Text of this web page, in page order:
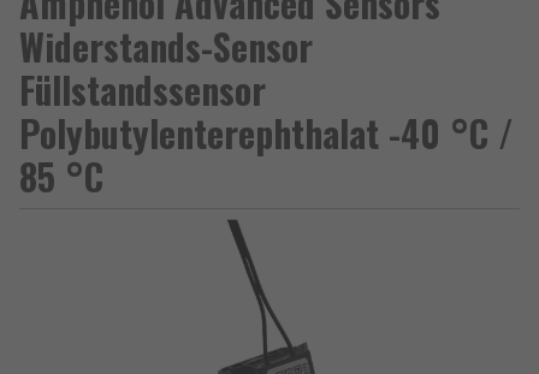
Widerstands-Sensor
Füllstandssensor
Polybutylenterephthalat -40 °C /
85 °C